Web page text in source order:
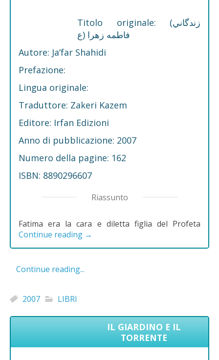
Titolo originale: (زندگاني
فاطمه زهرا (ع
Autore: Ja’far Shahidi
Prefazione:
Lingua originale:
Traduttore: Zakeri Kazem
Editore: Irfan Edizioni
Anno di pubblicazione: 2007
Numero della pagine: 162
ISBN: 8890296607
Riassunto
Fatima era la cara e diletta figlia del Profeta
Continue reading →
Continue reading...
2007 LIBRI
IL GIARDINO E IL
TORRENTE